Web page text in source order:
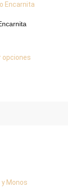
opcionesproducto